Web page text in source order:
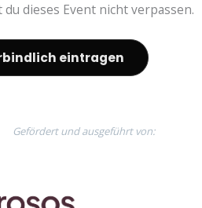
dieses Event nicht verpassen.
eintragen
Gefördert und ausgeführt von: